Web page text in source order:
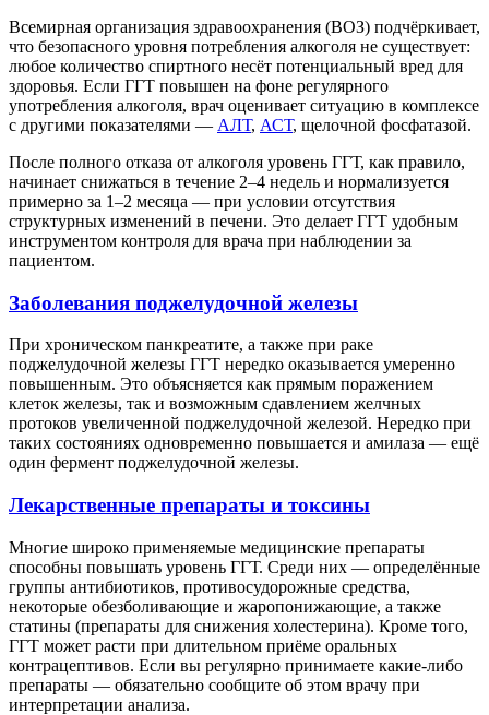
Всемирная организация здравоохранения (ВОЗ) подчёркивает,
что безопасного уровня потребления алкоголя не существует:
любое количество спиртного несёт потенциальный вред для
здоровья. Если ГГТ повышен на фоне регулярного
употребления алкоголя, врач оценивает ситуацию в комплексе
с другими показателями — АЛТ, АСТ, щелочной фосфатазой.
После полного отказа от алкоголя уровень ГГТ, как правило,
начинает снижаться в течение 2–4 недель и нормализуется
примерно за 1–2 месяца — при условии отсутствия
структурных изменений в печени. Это делает ГГТ удобным
инструментом контроля для врача при наблюдении за
пациентом.
Заболевания поджелудочной железы
При хроническом панкреатите, а также при раке
поджелудочной железы ГГТ нередко оказывается умеренно
повышенным. Это объясняется как прямым поражением
клеток железы, так и возможным сдавлением желчных
протоков увеличенной поджелудочной железой. Нередко при
таких состояниях одновременно повышается и амилаза — ещё
один фермент поджелудочной железы.
Лекарственные препараты и токсины
Многие широко применяемые медицинские препараты
способны повышать уровень ГГТ. Среди них — определённые
группы антибиотиков, противосудорожные средства,
некоторые обезболивающие и жаропонижающие, а также
статины (препараты для снижения холестерина). Кроме того,
ГГТ может расти при длительном приёме оральных
контрацептивов. Если вы регулярно принимаете какие-либо
препараты — обязательно сообщите об этом врачу при
интерпретации анализа.